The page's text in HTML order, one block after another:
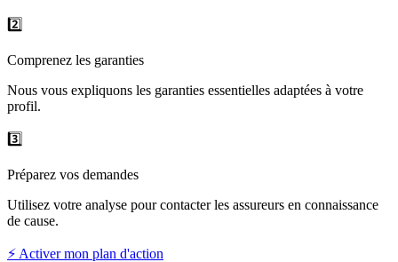
2️⃣
Comprenez les garanties
Nous vous expliquons les garanties essentielles adaptées à votre
profil.
3️⃣
Préparez vos demandes
Utilisez votre analyse pour contacter les assureurs en connaissance
de cause.
⚡ Activer mon plan d'action